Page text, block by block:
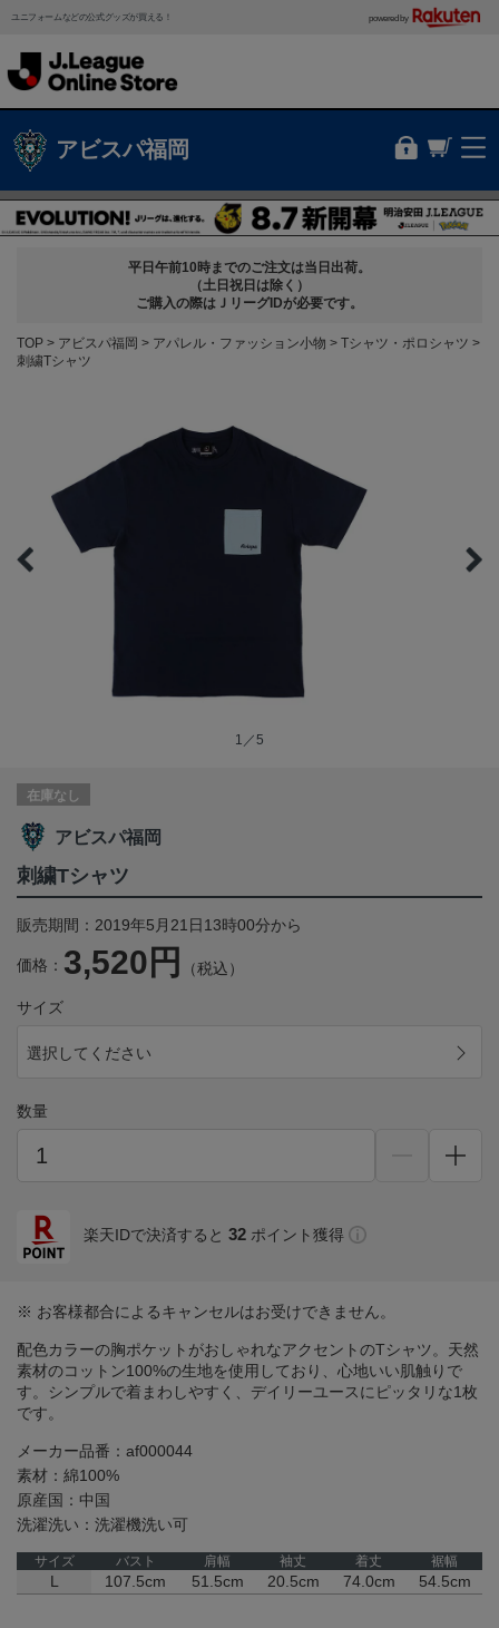
ユニフォームなどの公式グッズが買える！ powered by
アビスパ福岡
平日午前10時までのご注文は当日出荷。
（土日祝日は除く）
ご購入の際はＪリーグIDが必要です。
TOP アビスパ福岡 アパレル・ファッション小物
Tシャツ・ポロシャツ
刺繍Tシャツ
1／5
在庫なし
アビスパ福岡
刺繍Tシャツ
販売期間：2019年5月21日13時00分から
価格： 3,520円 （税込）
サイズ
選択してください
数量
楽天IDで決済すると 32 ポイント獲得
※ お客様都合によるキャンセルはお受けできません。
配色カラーの胸ポケットがおしゃれなアクセントのTシャツ。天然
素材のコットン100%の生地を使用しており、心地いい肌触りで
す。シンプルで着まわしやすく、デイリーユースにピッタリな1枚
です。
メーカー品番：af000044
素材：綿100%
原産国：中国
洗濯洗い：洗濯機洗い可
サイズ バスト 肩幅 袖丈 着丈 裾幅
L 107.5cm 51.5cm 20.5cm 74.0cm 54.5cm